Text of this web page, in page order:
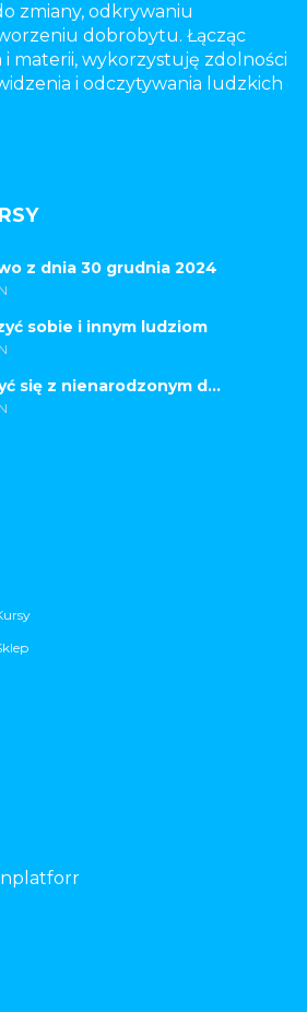
zmiany, odkrywaniu
dobrobytu. Łącząc
materii, wykorzystuję zdolności
i odczytywania ludzkich
z dnia 30 grudnia 2024
sobie i innym ludziom
się z nienarodzonym d...